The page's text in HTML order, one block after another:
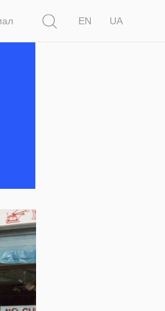
EN
UA